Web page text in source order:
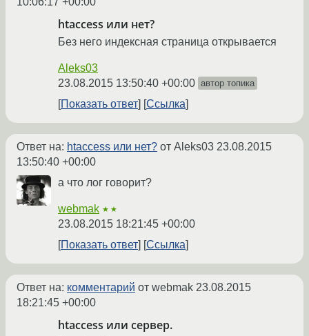
htaccess или нет?
Без него индексная страница открывается
Aleks03
23.08.2015 13:50:40 +00:00 автор топика
Показать ответ Ссылка
Ответ на: htaccess или нет? от Aleks03 23.08.2015
13:50:40 +00:00
а что лог говорит?
webmak ★★
23.08.2015 18:21:45 +00:00
Показать ответ
Ссылка
Ответ на: комментарий от webmak 23.08.2015
18:21:45 +00:00
htaccess или сервер.